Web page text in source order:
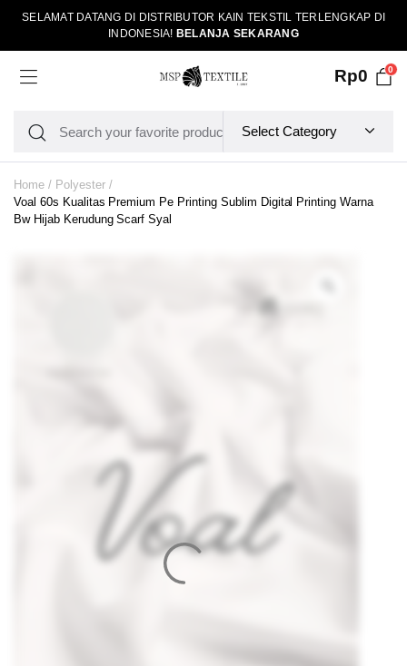
SELAMAT DATANG DI DISTRIBUTOR KAIN TEKSTIL TERLENGKAP DI
INDONESIA! BELANJA SEKARANG
Rp0 0
Home
Polyester
Voal 60s Kualitas Premium Pe Printing Sublim Digital Printing Warna
Bw Hijab Kerudung Scarf Syal